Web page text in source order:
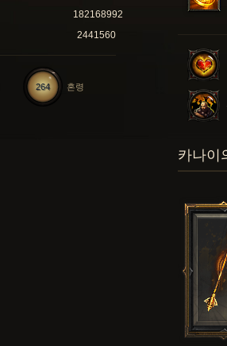
182168992
2441560
264 혼령
카나이